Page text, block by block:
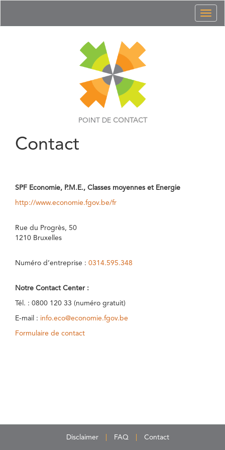
POINT DE CONTACT
Contact
SPF Economie, P.M.E., Classes moyennes et Energie
http://www.economie.fgov.be/fr
Rue du Progrès, 50
1210 Bruxelles
Numéro d’entreprise : 0314.595.348
Notre Contact Center :
Tél. : 0800 120 33 (numéro gratuit)
E-mail : info.eco@economie.fgov.be
Formulaire de contact
Disclaimer FAQ Contact